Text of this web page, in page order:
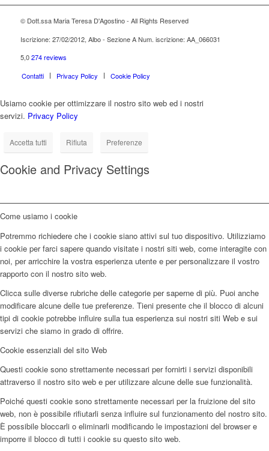
© Dott.ssa Maria Teresa D'Agostino - All Rights Reserved
Iscrizione: 27/02/2012, Albo - Sezione A Num. iscrizione: AA_066031
5,0 274 reviews
Contatti
Privacy Policy Cookie Policy
Usiamo cookie per ottimizzare il nostro sito web ed i nostri
servizi. Privacy Policy
Accetta tutti Rifiuta Preferenze
Cookie and Privacy Settings
Come usiamo i cookie
Potremmo richiedere che i cookie siano attivi sul tuo dispositivo. Utilizziamo
i cookie per farci sapere quando visitate i nostri siti web, come interagite con
noi, per arricchire la vostra esperienza utente e per personalizzare il vostro
rapporto con il nostro sito web.
Clicca sulle diverse rubriche delle categorie per saperne di più. Puoi anche
modificare alcune delle tue preferenze. Tieni presente che il blocco di alcuni
tipi di cookie potrebbe influire sulla tua esperienza sui nostri siti Web e sui
servizi che siamo in grado di offrire.
Cookie essenziali del sito Web
Questi cookie sono strettamente necessari per fornirti i servizi disponibili
attraverso il nostro sito web e per utilizzare alcune delle sue funzionalità.
Poiché questi cookie sono strettamente necessari per la fruizione del sito
web, non è possibile rifiutarli senza influire sul funzionamento del nostro sito.
È possibile bloccarli o eliminarli modificando le impostazioni del browser e
imporre il blocco di tutti i cookie su questo sito web.